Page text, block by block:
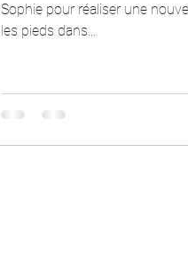
Sophie pour réaliser une
les pieds dans...